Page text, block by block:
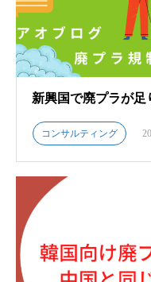
新興国で廃プラが足
コンサルティング